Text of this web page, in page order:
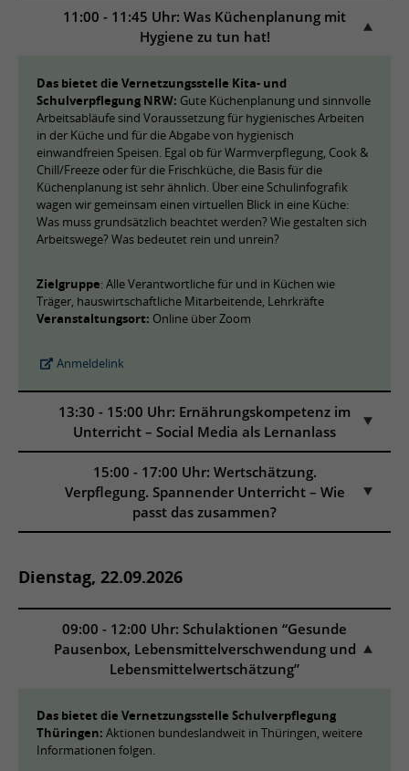
11:00 - 11:45 Uhr: Was Küchenplanung mit
Hygiene zu tun hat!
Das bietet die Vernetzungsstelle Kita- und
Schulverpflegung NRW: Gute Küchenplanung und sinnvolle
Arbeitsabläufe sind Voraussetzung für hygienisches Arbeiten
in der Küche und für die Abgabe von hygienisch
einwandfreien Speisen. Egal ob für Warmverpflegung, Cook &
Chill/Freeze oder für die Frischküche, die Basis für die
Küchenplanung ist sehr ähnlich. Über eine Schulinfografik
wagen wir gemeinsam einen virtuellen Blick in eine Küche:
Was muss grundsätzlich beachtet werden? Wie gestalten sich
Arbeitswege? Was bedeutet rein und unrein?
Zielgruppe: Alle Verantwortliche für und in Küchen wie
Träger, hauswirtschaftliche Mitarbeitende, Lehrkräfte
Veranstaltungsort: Online über Zoom
Anmeldelink
13:30 - 15:00 Uhr: Ernährungskompetenz im
Unterricht – Social Media als Lernanlass
15:00 - 17:00 Uhr: Wertschätzung.
Verpflegung. Spannender Unterricht – Wie
passt das zusammen?
Dienstag, 22.09.2026
09:00 - 12:00 Uhr: Schulaktionen “Gesunde
Pausenbox, Lebensmittelverschwendung und
Lebensmittelwertschätzung”
Das bietet die Vernetzungsstelle Schulverpflegung
Thüringen: Aktionen bundeslandweit in Thüringen, weitere
Informationen folgen.